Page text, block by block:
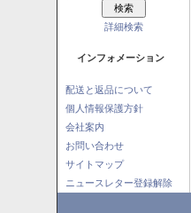
詳細検索
インフォメーション
配送と返品について
個人情報保護方針
会社案内
お問い合わせ
サイトマップ
ニュースレター登録解除